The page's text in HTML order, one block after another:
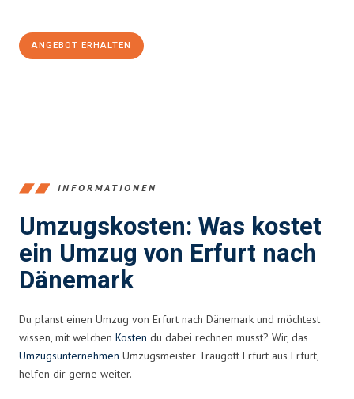
ANGEBOT ERHALTEN
INFORMATIONEN
Umzugskosten: Was kostet
ein Umzug von Erfurt nach
Dänemark
Du planst einen Umzug von Erfurt nach Dänemark und möchtest
wissen, mit welchen Kosten du dabei rechnen musst? Wir, das
Umzugsunternehmen Umzugsmeister Traugott Erfurt aus Erfurt,
helfen dir gerne weiter.